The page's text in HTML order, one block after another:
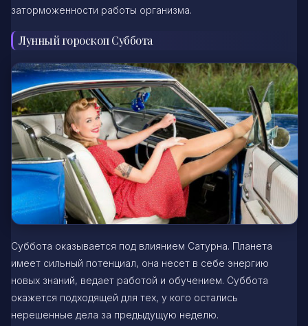
заторможенности работы организма.
Лунный гороскоп Суббота
Суббота оказывается под влиянием Сатурна. Планета
имеет сильный потенциал, она несет в себе энергию
новых знаний, ведает работой и обучением. Суббота
окажется подходящей для тех, у кого остались
нерешенные дела за предыдущую неделю.